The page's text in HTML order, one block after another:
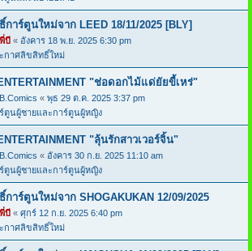
าร์ตูนใหม่จาก LEED 18/11/2025 [BLY]
พี่บี « อังคาร 18 พ.ย. 2025 6:30 pm
กาศลิขสิทธิ์ใหม่
"ช่อดอกไม้แด่ยัยขี้เหร่"
B.Comics « พุธ 29 ต.ค. 2025 3:37 pm
ตูนผู้ชายและการ์ตูนผู้หญิง
"ลุ้นรักสาวเวอร์จิ้น"
B.Comics « อังคาร 30 ก.ย. 2025 11:10 am
ตูนผู้ชายและการ์ตูนผู้หญิง
าร์ตูนใหม่จาก SHOGAKUKAN 12/09/2025
พี่บี « ศุกร์ 12 ก.ย. 2025 6:40 pm
กาศลิขสิทธิ์ใหม่